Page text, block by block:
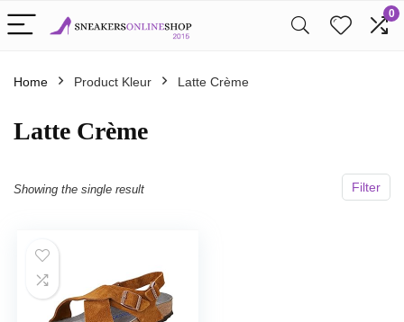
0
Home Product Kleur Latte Crème
Latte Crème
Filter
Showing the single result